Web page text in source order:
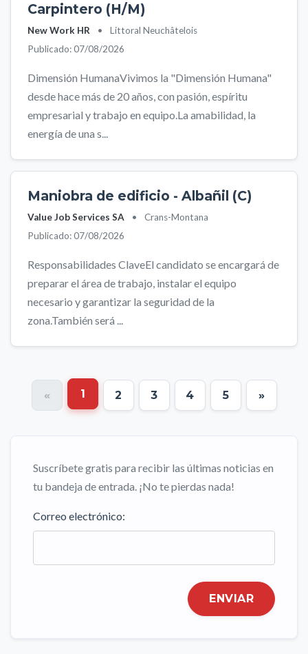
Carpintero (H/M)
New Work HR •
Littoral Neuchâtelois
Publicado: 07/08/2026
Dimensión HumanaVivimos la "Dimensión Humana"
desde hace más de 20 años, con pasión, espíritu
empresarial y trabajo en equipo.La amabilidad, la
energía de una s...
Maniobra de edificio - Albañil (C)
Value Job Services SA •
Crans-Montana
Publicado: 07/08/2026
Responsabilidades ClaveEl candidato se encargará de
preparar el área de trabajo, instalar el equipo
necesario y garantizar la seguridad de la
zona.También será ...
« 1 2 3 4 5 »
Suscríbete gratis para recibir las últimas noticias en
tu bandeja de entrada. ¡No te pierdas nada!
Correo electrónico:
ENVIAR